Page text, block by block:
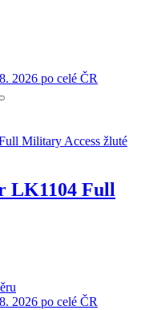
2026 po celé ČR
LK1104 Full
2026 po celé ČR